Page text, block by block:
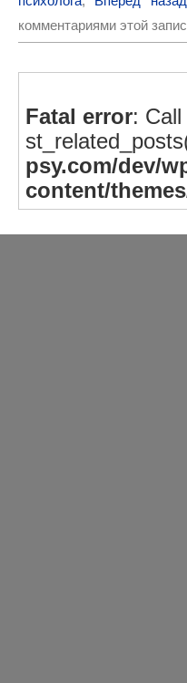
комментариями этой
Fatal error:
psy.com/dev/
content/